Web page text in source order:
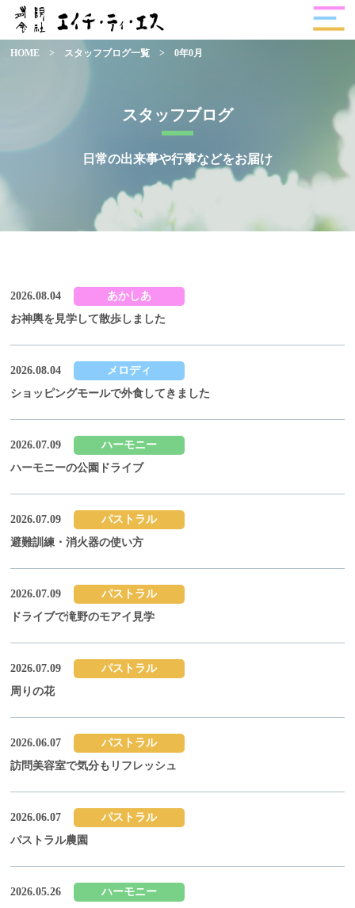
スタッフブログ
日常の出来事や行事などをお届け
HOME > スタッフブログ一覧 > 0年0月
2026.08.04
あかしあ
お神輿を見学して散歩しました
2026.08.04
メロディ
ショッピングモールで外食してきました
2026.07.09
ハーモニー
ハーモニーの公園ドライブ
2026.07.09
パストラル
避難訓練・消火器の使い方
2026.07.09
パストラル
ドライブで滝野のモアイ見学
2026.07.09
パストラル
周りの花
2026.06.07
パストラル
訪問美容室で気分もリフレッシュ
2026.06.07
パストラル
パストラル農園
2026.05.26
ハーモニー